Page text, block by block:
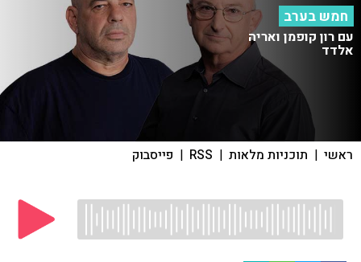
חמש בערב
עם רון קופמן ואריה
אלדד
ראשי | תוכניות מלאות |
RSS
| פייסבוק